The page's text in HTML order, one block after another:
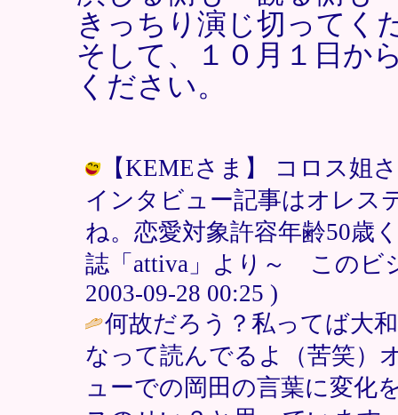
きっちり演じ切ってく
そして、１０月１日
ください。
【KEMEさま】 コロス姐
インタビュー記事はオレス
ね。恋愛対象許容年齢50歳
誌「attiva」より～ このビ
2003-09-28 00:25 )
何故だろう？私ってば大
なって読んでるよ（苦笑）
ューでの岡田の言葉に変化